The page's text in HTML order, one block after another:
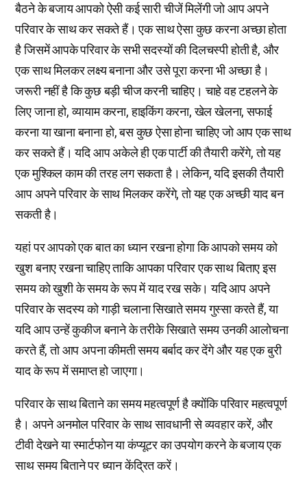
बैठने के बजाय आपको ऐसी कई सारी चीजें मिलेंगी जो आप अपने
परिवार के साथ कर सकते हैं। एक साथ ऐसा कुछ करना अच्छा होता
है जिसमें आपके परिवार के सभी सदस्यों की दिलचस्पी होती है, और
एक साथ मिलकर लक्ष्य बनाना और उसे पूरा करना भी अच्छा है।
जरूरी नहीं है कि कुछ बड़ी चीज करनी चाहिए। चाहे वह टहलने के
लिए जाना हो, व्यायाम करना, हाइकिंग करना, खेल खेलना, सफाई
करना या खाना बनाना हो, बस कुछ ऐसा होना चाहिए जो आप एक साथ
कर सकते हैं। यदि आप अकेले ही एक पार्टी की तैयारी करेंगे, तो यह
एक मुश्किल काम की तरह लग सकता है। लेकिन, यदि इसकी तैयारी
आप अपने परिवार के साथ मिलकर करेंगे, तो यह एक अच्छी याद बन
सकती है।
यहां पर आपको एक बात का ध्यान रखना होगा कि आपको समय को
खुश बनाए रखना चाहिए ताकि आपका परिवार एक साथ बिताए इस
समय को खुशी के समय के रूप में याद रख सके। यदि आप अपने
परिवार के सदस्य को गाड़ी चलाना सिखाते समय गुस्सा करते हैं, या
यदि आप उन्हें कुकीज बनाने के तरीके सिखाते समय उनकी आलोचना
करते हैं, तो आप अपना कीमती समय बर्बाद कर देंगे और यह एक बुरी
याद के रूप में समाप्त हो जाएगा।
परिवार के साथ बिताने का समय महत्वपूर्ण है क्योंकि परिवार महत्वपूर्ण
है। अपने अनमोल परिवार के साथ सावधानी से व्यवहार करें, और
टीवी देखने या स्मार्टफोन या कंप्यूटर का उपयोग करने के बजाय एक
साथ समय बिताने पर ध्यान केंद्रित करें।